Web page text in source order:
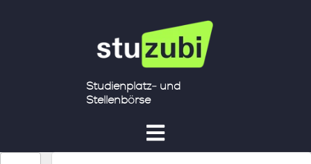
Studienplatz- und
Stellenbörse